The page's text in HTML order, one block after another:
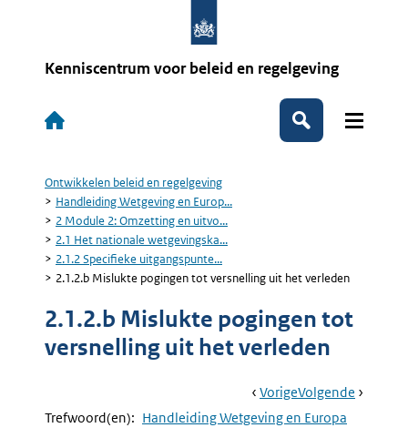
Kenniscentrum voor beleid en regelgeving
Hoofdnavigatie
Zoeken
Kruimelpad
Ontwikkelen beleid en regelgeving
Handleiding Wetgeving en Europ...
2 Module 2: Omzetting en uitvo...
2.1 Het nationale wetgevingska...
2.1.2 Specifieke uitgangspunte...
2.1.2.b Mislukte pogingen tot versnelling uit het verleden
2.1.2.b Mislukte pogingen tot
versnelling uit het verleden
Book
Navigation
Ga
Naar
VorigePagina:
2.1.2.a
Beginsel
Ga
Naar
Volgende Pagina:
Trefwoord(en): Handleiding Wetgeving en Europa